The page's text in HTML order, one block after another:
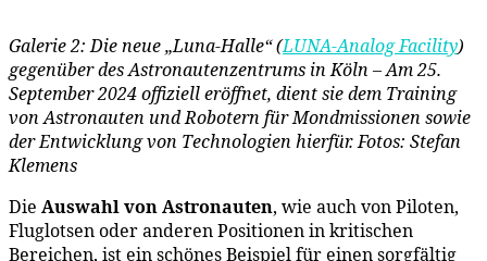
Galerie 2: Die neue „Luna-Halle“ (LUNA-Analog Facility)
gegenüber des Astronautenzentrums in Köln –Am 25.
September 2024 offiziell eröffnet, dient sie dem Training
von Astronauten und Robotern für Mondmissionen sowie
der Entwicklung von Technologien hierfür.Fotos: Stefan
Klemens
Die Auswahl von Astronauten, wie auch von Piloten,
Fluglotsen oder anderen Positionen in kritischen
Bereichen, ist ein schönes Beispiel für einen sorgfältig